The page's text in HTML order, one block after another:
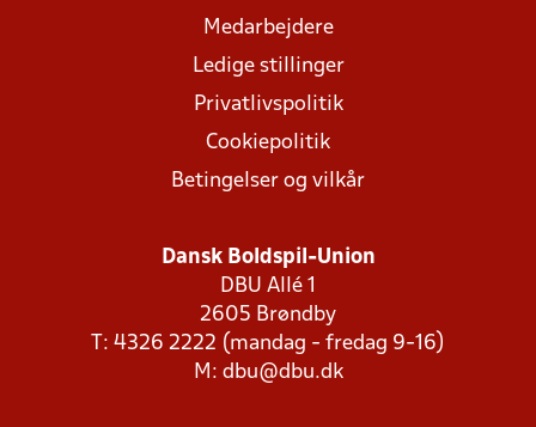
Medarbejdere
Ledige stillinger
Privatlivspolitik
Cookiepolitik
Betingelser og vilkår
Dansk Boldspil-Union
DBU Allé 1
2605 Brøndby
T: 4326 2222 (mandag - fredag 9-16)
M: dbu@dbu.dk